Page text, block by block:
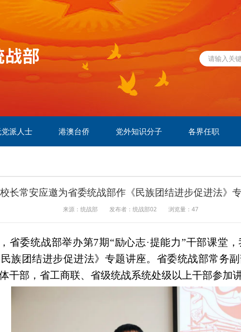
派人士 港澳台侨 党外知识分子 各界任职
长常安应邀为省委统战部作《民族团结进步促进法》
来源：统战部 发布者：统战部02 浏览量： 47
省委统战部举办第7期“励心志·提能力”干部课堂
民族团结进步促进法》专题讲座。省委统战部常务
干部，省工商联、省级统战系统处级以上干部参加讲